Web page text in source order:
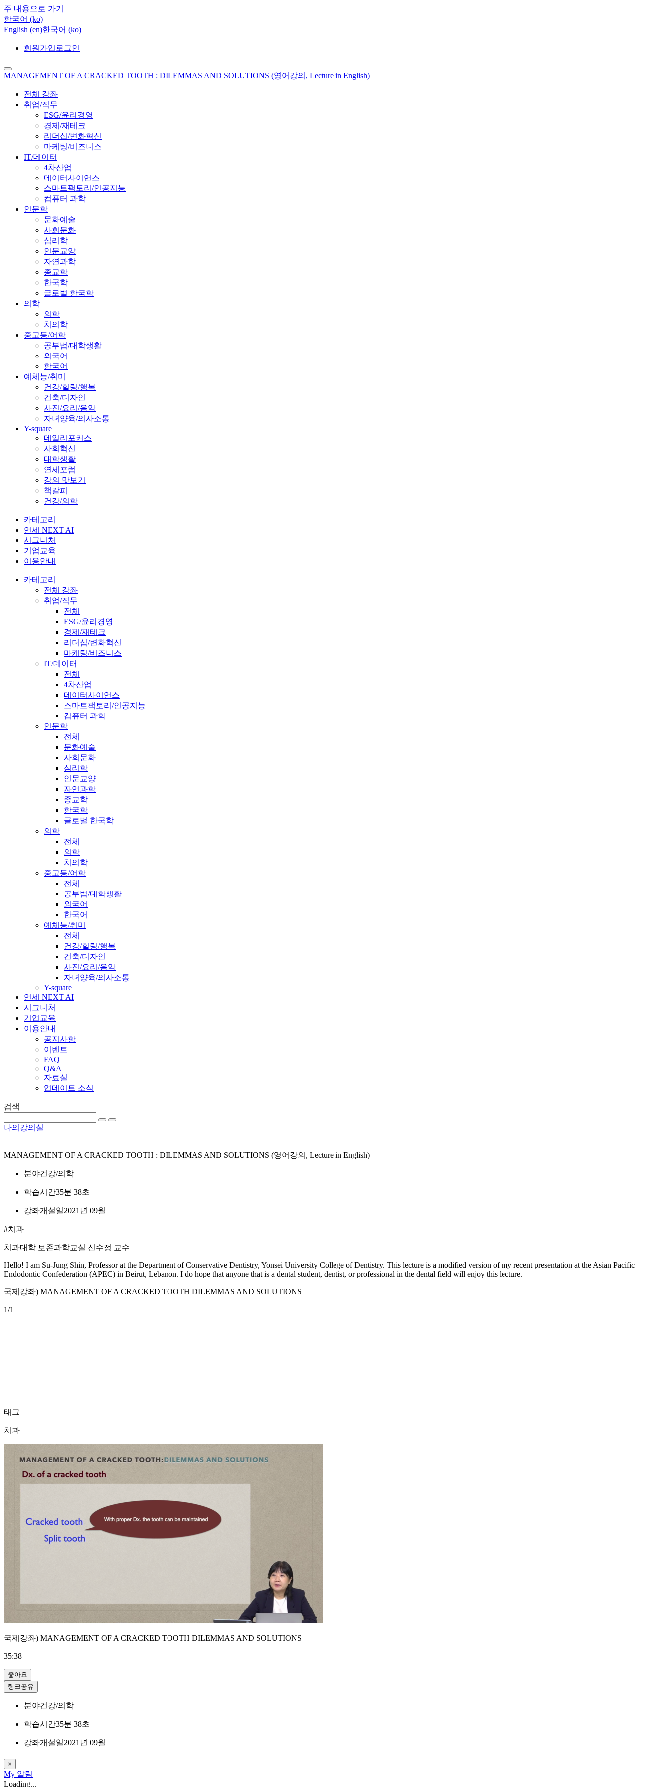
주 내용으로 가기
한국어 ‎(ko)‎
English ‎(en)‎한국어 ‎(ko)‎
회원가입 로그인
MANAGEMENT OF A CRACKED TOOTH : DILEMMAS AND SOLUTIONS (영어강의, Lecture in English)
전체 강좌
취업/직무
ESG/윤리경영
경제/재테크
리더십/변화혁신
마케팅/비즈니스
IT/데이터
4차산업
데이터사이언스
스마트팩토리/인공지능
컴퓨터 과학
인문학
문화예술
사회문화
심리학
인문교양
자연과학
종교학
한국학
글로벌 한국학
의학
의학
치의학
중고등/어학
공부법/대학생활
외국어
한국어
예체능/취미
건강/힐링/행복
건축/디자인
사진/요리/음악
자녀양육/의사소통
Y-square
데일리포커스
사회혁신
대학생활
연세포럼
강의 맛보기
책갈피
건강/의학
카테고리
연세 NEXT AI
시그니처
기업교육
이용안내
카테고리
전체 강좌
취업/직무
전체
ESG/윤리경영
경제/재테크
리더십/변화혁신
마케팅/비즈니스
IT/데이터
전체
4차산업
데이터사이언스
스마트팩토리/인공지능
컴퓨터 과학
인문학
전체
문화예술
사회문화
심리학
인문교양
자연과학
종교학
한국학
글로벌 한국학
의학
전체
의학
치의학
중고등/어학
전체
공부법/대학생활
외국어
한국어
예체능/취미
전체
건강/힐링/행복
건축/디자인
사진/요리/음악
자녀양육/의사소통
Y-square
연세 NEXT AI
시그니처
기업교육
이용안내
공지사항
이벤트
FAQ
Q&A
자료실
업데이트 소식
검색
나의강의실
MANAGEMENT OF A CRACKED TOOTH : DILEMMAS AND SOLUTIONS (영어강의, Lecture in English)
분야건강/의학
학습시간35분 38초
강좌개설일2021년 09월
#치과
치과대학 보존과학교실 신수정 교수
Hello! I am Su-Jung Shin, Professor at the Department of Conservative Dentistry, Yonsei University College of Dentistry. This lecture is a modified version of my recent presentation at the Asian Pacific
Endodontic Confederation (APEC) in Beirut, Lebanon. I do hope that anyone that is a dental student, dentist, or professional in the dental field will enjoy this lecture.
국제강좌) MANAGEMENT OF A CRACKED TOOTH DILEMMAS AND SOLUTIONS
1/1
태그
치과
국제강좌) MANAGEMENT OF A CRACKED TOOTH DILEMMAS AND SOLUTIONS
35:38
좋아요
링크공유
분야건강/의학
학습시간35분 38초
강좌개설일2021년 09월
×
My 알림
Loading...